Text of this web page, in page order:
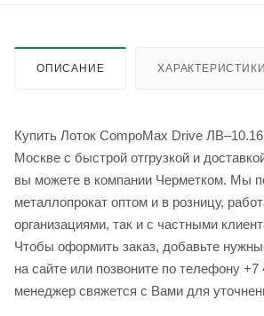
ОПИСАНИЕ ХАРАКТЕРИСТИКИ
Купить Лоток CompoMax Drive
Москве с быстрой отгрузкой и
вы можете в компании Черметком. Мы
металлопрокат оптом и в розницу,
организациями, так и с частными
Чтобы оформить заказ, добавьте
на сайте или позвоните по телефону
менеджер свяжется с Вами для